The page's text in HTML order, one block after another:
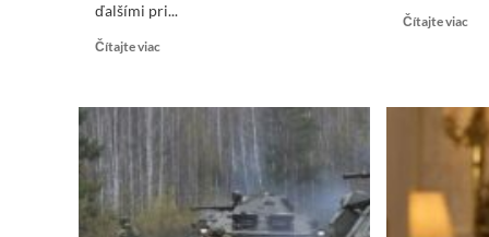
ďalšími pri...
Čítajte viac
Obvinený
svojom
výsluchu
nebodaj
Čítajte viac
SI
ZO